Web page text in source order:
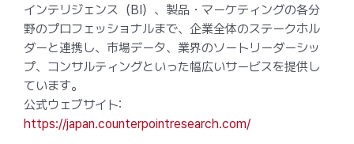
インテリジェンス（BI）、製品・マーケティングの各分
野のプロフェッショナルまで、企業全体のステークホル
ダーと連携し、市場データ、業界のソートリーダーシッ
プ、コンサルティングといった幅広いサービスを提供し
ています。
公式ウェブサイト:
https://japan.counterpointresearch.com/